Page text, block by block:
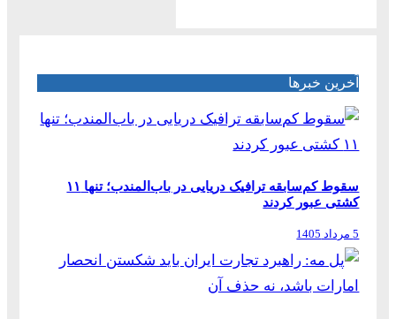
آخرین خبرها
سقوط کم‌سابقه ترافیک دریایی در باب‌المندب؛ تنها ۱۱
کشتی عبور کردند
5 مرداد 1405